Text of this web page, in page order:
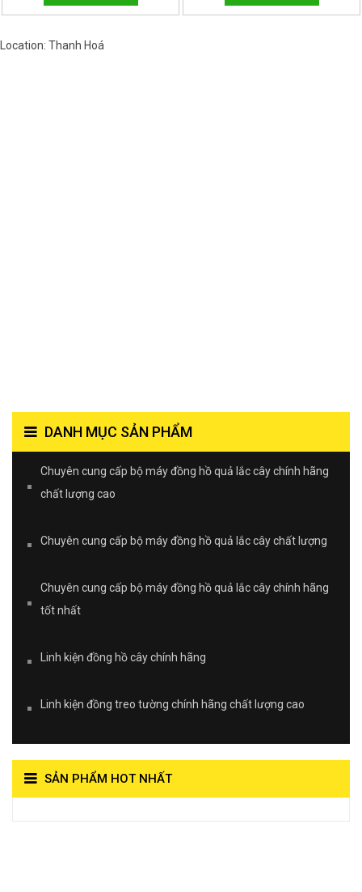
Location: Thanh Hoá
DANH MỤC SẢN PHẨM
Chuyên cung cấp bộ máy đồng hồ quả lắc cây chính hãng
chất lượng cao
Chuyên cung cấp bộ máy đồng hồ quả lắc cây chất lượng
Chuyên cung cấp bộ máy đồng hồ quả lắc cây chính hãng
tốt nhất
Linh kiện đồng hồ cây chính hãng
Linh kiện đồng treo tường chính hãng chất lượng cao
SẢN PHẨM HOT NHẤT